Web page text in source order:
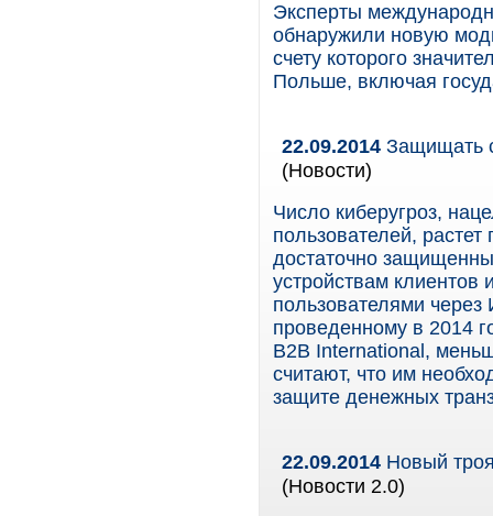
Эксперты
обнаружили новую
счету которого
Польше, включая
22.09.2014 Защищать
(Новости)
Число киберугроз,
пользователей,
достаточно
устройствам
пользователями
проведенному в 2014
B2B International,
считают, что им
защите денежных
22.09.2014 Новый
(Новости 2.0)